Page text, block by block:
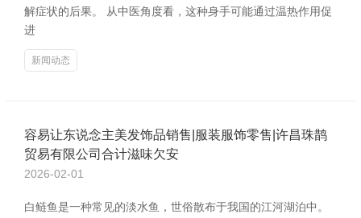
解症状的后果。 从中医角度看，这种身手可能通过温热作用促
进
新闻动态
容易让东说念主美发饰品销售|服装服饰零售|许昌珠鹊
贸易有限公司合计滋味欠安
2026-02-01
白鲢鱼是一种常见的淡水鱼，世俗散布于我国的江河湖泊中。